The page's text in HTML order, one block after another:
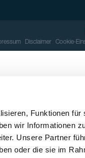
Funktionen
wir Informationen
Unsere Partner
oder die sie im
Disclaimer Cookie-